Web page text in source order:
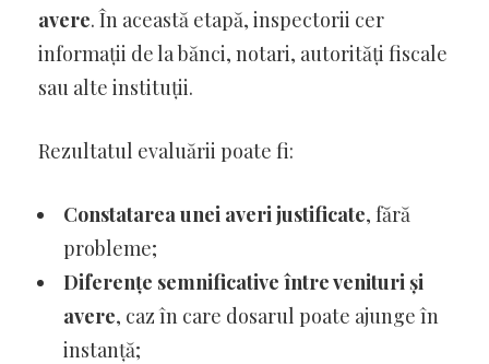
avere. În această etapă, inspectorii cer
informații de la bănci, notari, autorități fiscale
sau alte instituții.
Rezultatul evaluării poate fi:
Constatarea unei averi justificate, fără
probleme;
Diferențe semnificative între venituri și
avere, caz în care dosarul poate ajunge în
instanță;